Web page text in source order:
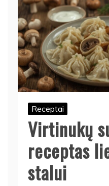
Receptai
Virtinukų
receptas
stalui